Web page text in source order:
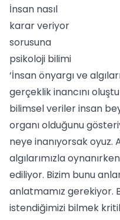
İnsan nasıl
karar veriyor
sorusuna
psikoloji bilimi
‘İnsan önyargı ve
gerçeklik inancını
bilimsel veriler insan
organı olduğunu
neye inanıyorsak
algılarımızla
ediliyor. Bizim bunu
anlatmamız gerekiyor.
istendiğimizi bilmek